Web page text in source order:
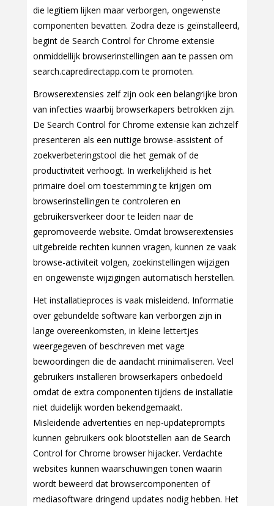
die legitiem lijken maar verborgen, ongewenste
componenten bevatten. Zodra deze is geïnstalleerd,
begint de Search Control for Chrome extensie
onmiddellijk browserinstellingen aan te passen om
search.capredirectapp.com te promoten.
Browserextensies zelf zijn ook een belangrijke bron
van infecties waarbij browserkapers betrokken zijn.
De Search Control for Chrome extensie kan zichzelf
presenteren als een nuttige browse-assistent of
zoekverbeteringstool die het gemak of de
productiviteit verhoogt. In werkelijkheid is het
primaire doel om toestemming te krijgen om
browserinstellingen te controleren en
gebruikersverkeer door te leiden naar de
gepromoveerde website. Omdat browserextensies
uitgebreide rechten kunnen vragen, kunnen ze vaak
browse-activiteit volgen, zoekinstellingen wijzigen
en ongewenste wijzigingen automatisch herstellen.
Het installatieproces is vaak misleidend. Informatie
over gebundelde software kan verborgen zijn in
lange overeenkomsten, in kleine lettertjes
weergegeven of beschreven met vage
bewoordingen die de aandacht minimaliseren. Veel
gebruikers installeren browserkapers onbedoeld
omdat de extra componenten tijdens de installatie
niet duidelijk worden bekendgemaakt.
Misleidende advertenties en nep-updateprompts
kunnen gebruikers ook blootstellen aan de Search
Control for Chrome browser hijacker. Verdachte
websites kunnen waarschuwingen tonen waarin
wordt beweerd dat browsercomponenten of
mediasoftware dringend updates nodig hebben. Het